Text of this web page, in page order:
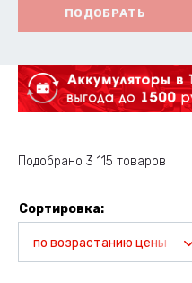
ПОДОБРАТЬ
Подобрано 3 115 товаров
Сортировка:
по возрастанию цены